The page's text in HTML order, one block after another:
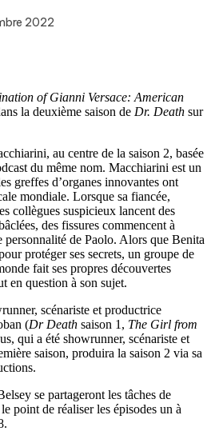
2022
of Gianni Versace: American
la deuxième saison de Dr. Death sur
au centre de la saison 2, basée
du même nom. Macchiarini est un
greffes d’organes innovantes ont
mondiale. Lorsque sa fiancée,
collègues suspicieux lancent des
des fissures commencent à
personnalité de Paolo. Alors que Benita
protéger ses secrets, un groupe de
fait ses propres découvertes
en question à son sujet.
scénariste et productrice
(Dr Death saison 1, The Girl from
qui a été showrunner, scénariste et
saison, produira la saison 2 via sa
se partageront les tâches de
point de réaliser les épisodes un à